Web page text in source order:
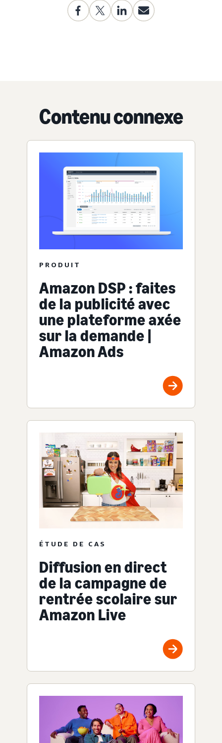
Contenu connexe
PRODUIT
Amazon DSP : faites
de la publicité avec
une plateforme axée
sur la demande |
Amazon Ads
ÉTUDE DE CAS
Diffusion en direct
de la campagne de
rentrée scolaire sur
Amazon Live